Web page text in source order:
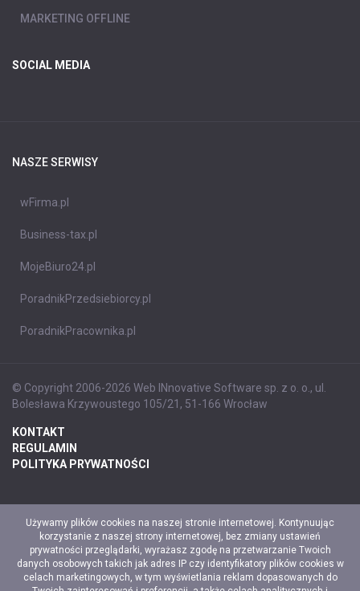
MARKETING OFFLINE
SOCIAL MEDIA
NASZE SERWISY
wFirma.pl
Business-tax.pl
MojeBiuro24.pl
PoradnikPrzedsiebiorcy.pl
PoradnikPracownika.pl
© Copyright 2006-2026 Web INnovative Software sp. z o. o., ul.
Bolesława Krzywoustego 105/21, 51-166 Wrocław
KONTAKT
REGULAMIN
POLITYKA PRYWATNOŚCI
Używamy plików cookies na naszej stronie internetowej. Kontynuując
korzystanie z naszej strony internetowej, bez zmiany ustawień
prywatności przeglądarki, wyrażasz zgodę na przetwarzanie Twoich
danych osobowych takich jak adres IP czy identyfikatory plików cookies w
celach marketingowych, w tym wyświetlania reklam dopasowanych do